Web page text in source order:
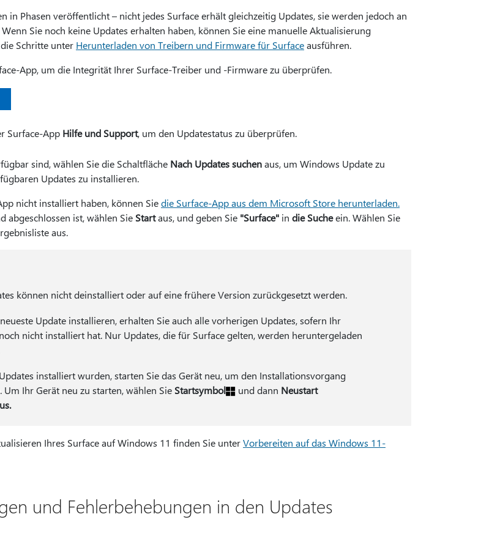
in Phasen veröffentlicht – nicht jedes Surface erhält gleichzeitig Updates, sie werden jedoch an
Sie noch keine Updates erhalten haben, können Sie eine manuelle Aktualisierung
Schritte unter Herunterladen von Treibern und Firmware für Surfaceausführen.
App, um die Integrität Ihrer Surface-Treiber und -Firmware zu überprüfen.
Surface-App Hilfe und Support, um den Updatestatus zu überprüfen.
sind, wählen Sie die Schaltfläche Nach Updates suchenaus, um Windows Update zu
Updates zu installieren.
nicht installiert haben, können Siedie Surface-App aus dem Microsoft Store herunterladen.
abgeschlossen ist, wählen Sie Startaus, und geben Sie "Surface" in die Sucheein. Wählen Sie
aus.
können nicht deinstalliert oder auf eine frühere Version zurückgesetzt werden.
Update installieren, erhalten Sie auch alle vorherigen Updates, sofern Ihr
nicht installiert hat. Nur Updates, die für Surface gelten, werden heruntergeladen
installiert wurden, starten Sie das Gerät neu, um den Installationsvorgang
Um Ihr Gerät neu zu starten, wählen Sie Startsymbol und dann Neustart
Ihres Surface auf Windows 11 finden Sie unterVorbereiten auf das Windows 11-
und Fehlerbehebungen in den Updates